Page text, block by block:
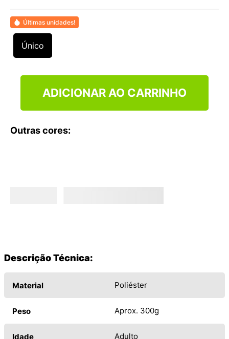
Últimas unidades!
Único
ADICIONAR AO CARRINHO
Outras cores:
Descrição Técnica:
Material Poliéster
Peso Aprox. 300g
Idade Adulto
10º VEJA COUNTRY